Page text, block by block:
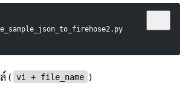
( vi + file_name )